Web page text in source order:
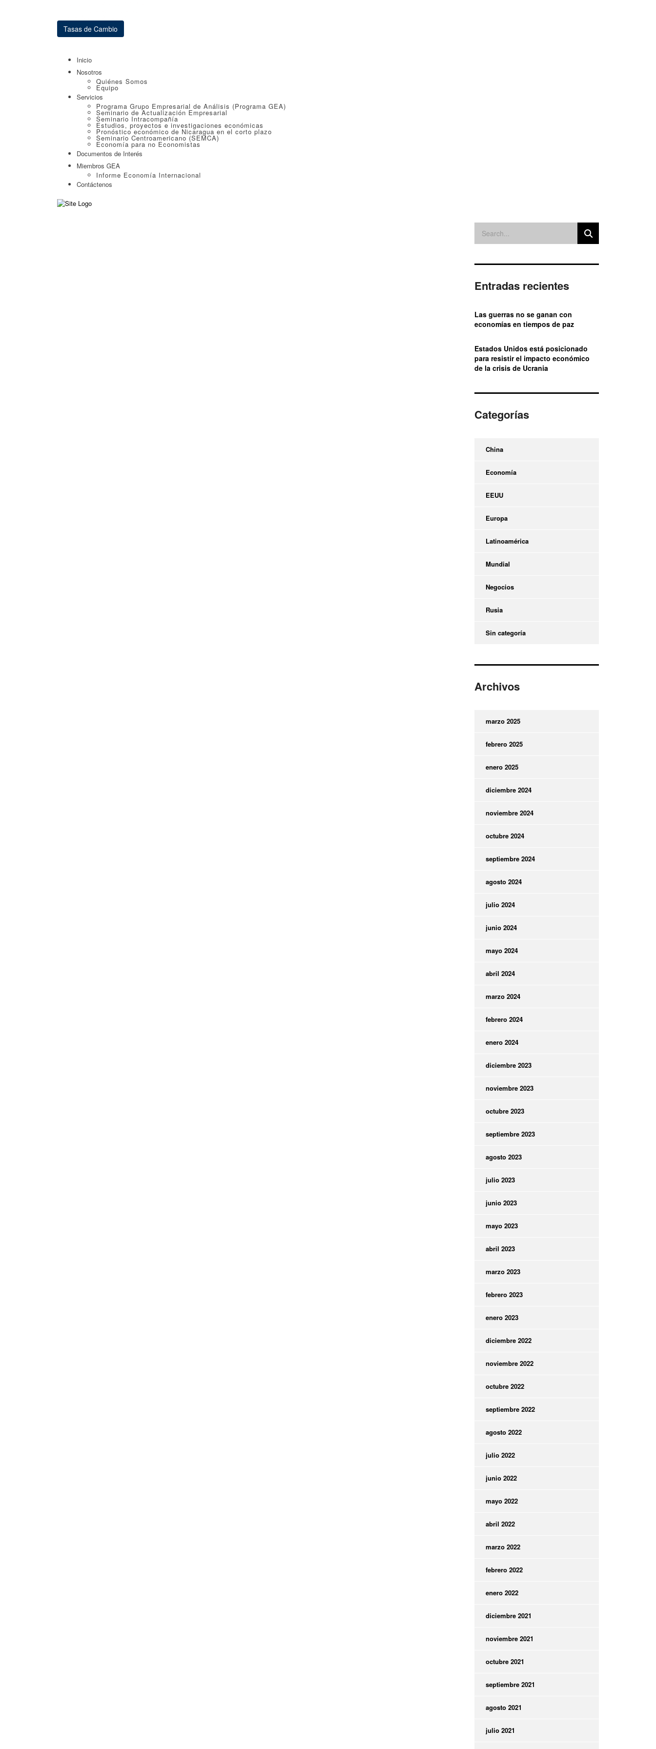
Tasas de Cambio
Inicio
Nosotros
Quiénes Somos
Equipo
Servicios
Programa Grupo Empresarial de Análisis (Programa GEA)
Seminario de Actualización Empresarial
Seminario Intracompañía
Estudios, proyectos e investigaciones económicas
Pronóstico económico de Nicaragua en el corto plazo
Seminario Centroamericano (SEMCA)
Economía para no Economistas
Documentos de Interés
Miembros GEA
Informe Economía Internacional
Contáctenos
Entradas recientes
Las guerras no se ganan con
economías en tiempos de paz
Estados Unidos está posicionado
para resistir el impacto económico
de la crisis de Ucrania
Categorías
China
Economía
EEUU
Europa
Latinoamérica
Mundial
Negocios
Rusia
Sin categoría
Archivos
marzo 2025
febrero 2025
enero 2025
diciembre 2024
noviembre 2024
octubre 2024
septiembre 2024
agosto 2024
julio 2024
junio 2024
mayo 2024
abril 2024
marzo 2024
febrero 2024
enero 2024
diciembre 2023
noviembre 2023
octubre 2023
septiembre 2023
agosto 2023
julio 2023
junio 2023
mayo 2023
abril 2023
marzo 2023
febrero 2023
enero 2023
diciembre 2022
noviembre 2022
octubre 2022
septiembre 2022
agosto 2022
julio 2022
junio 2022
mayo 2022
abril 2022
marzo 2022
febrero 2022
enero 2022
diciembre 2021
noviembre 2021
octubre 2021
septiembre 2021
agosto 2021
julio 2021